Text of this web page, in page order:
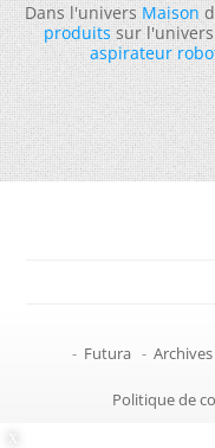
Dans l'universMaison
produitssur
aspirateur
- Futura - Archives
Politique de